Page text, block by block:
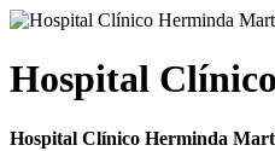
Hospital
Hospital Clínico Herminda